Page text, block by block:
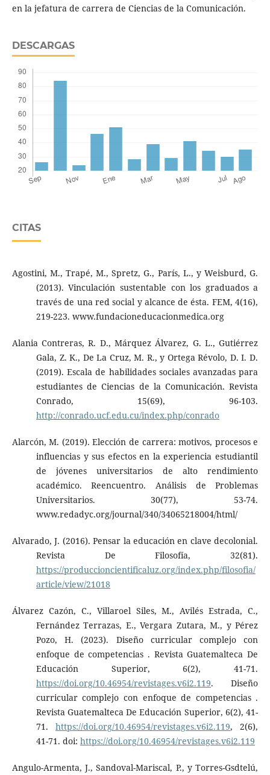
en la jefatura de carrera de Ciencias de la Comunicación.
DESCARGAS
CITAS
Agostini, M., Trapé, M., Spretz, G., París, L., y Weisburd, G.
(2013). Vinculación sustentable con los graduados a
través de una red social y alcance de ésta. FEM, 4(16),
219-223. www.fundacioneducacionmedica.org
Alania Contreras, R. D., Márquez Álvarez, G. L., Gutiérrez
Gala, Z. K., De La Cruz, M. R., y Ortega Révolo, D. I. D.
(2019). Escala de habilidades sociales avanzadas para
estudiantes de Ciencias de la Comunicación. Revista
Conrado, 15(69), 96-103.
http://conrado.ucf.edu.cu/index.php/conrado
Alarcón, M. (2019). Elección de carrera: motivos, procesos e
influencias y sus efectos en la experiencia estudiantil
de jóvenes universitarios de alto rendimiento
académico. Reencuentro. Análisis de Problemas
Universitarios. 30(77), 53-74.
www.redadyc.org/journal/340/34065218004/html/
Alvarado, J. (2016). Pensar la educación en clave decolonial.
Revista De Filosofía, 32(81).
https://produccioncientificaluz.org/index.php/filosofia/
article/view/21018
Álvarez Cazón, C., Villaroel Siles, M., Avilés Estrada, C.,
Fernández Terrazas, E., Vergara Zutara, M., y Pérez
Pozo, H. (2023). Diseño curricular complejo con
enfoque de competencias . Revista Guatemalteca De
Educación Superior, 6(2), 41-71.
https://doi.org/10.46954/revistages.v6i2.119. Diseño
curricular complejo con enfoque de competencias .
Revista Guatemalteca De Educación Superior, 6(2), 41-
71. https://doi.org/10.46954/revistages.v6i2.119, 2(6),
41-71. doi: https://doi.org/10.46954/revistages.v6i2.119
Angulo-Armenta, J., Sandoval-Mariscal, P., y Torres-Gsdtelú,